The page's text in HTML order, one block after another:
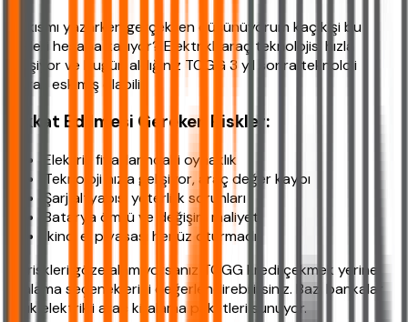
Bu kısmı yazarken gerçekten düşünüyorum kaç kişi bu
riskleri hesaba katıyor? Elektrikli araç teknolojisi hızla
gelişiyor ve bugün aldığınız TOGG 3 yıl sonra teknoloji
olarak eskimiş olabilir.
Dikkat Edilmesi Gereken Riskler:
Elektrik fiyatlarındaki oynaklık
Teknoloji hızla gelişiyor, araç değer kaybı
Şarj altyapısı yeterlilik sorunları
Batarya ömrü ve değişim maliyeti
İkinci el piyasası henüz oturmadı
Bu riskleri göze alamıyorsanız TOGG kredi çekmek yerine
kiralama seçeneklerini değerlendirebilirsiniz. Bazı bankalar
artık elektrikli araç kiralama paketleri sunuyor.